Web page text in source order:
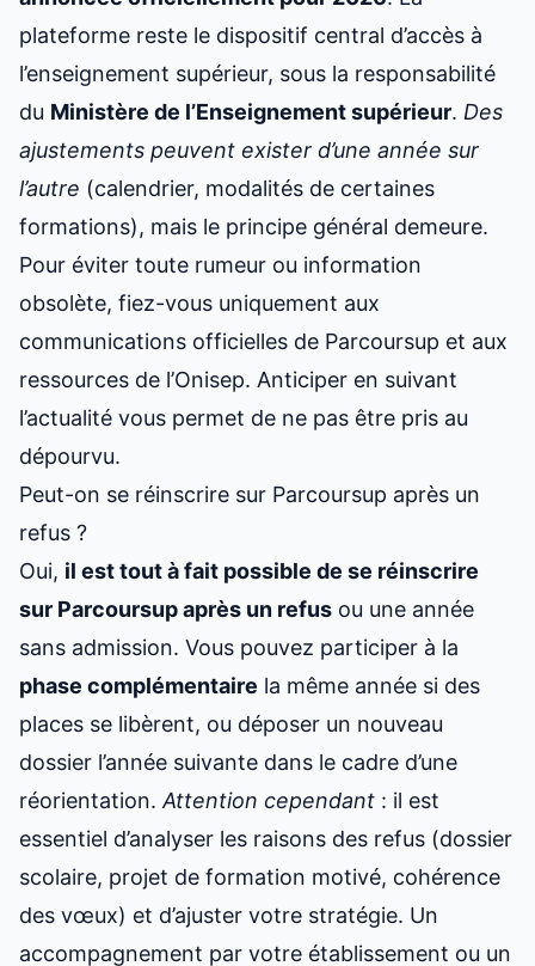
plateforme reste le dispositif central d’accès à
l’enseignement supérieur, sous la responsabilité
du Ministère de l’Enseignement supérieur. Des
ajustements peuvent exister d’une année sur
l’autre (calendrier, modalités de certaines
formations), mais le principe général demeure.
Pour éviter toute rumeur ou information
obsolète, fiez-vous uniquement aux
communications officielles de Parcoursup et aux
ressources de l’Onisep. Anticiper en suivant
l’actualité vous permet de ne pas être pris au
dépourvu.
Peut-on se réinscrire sur Parcoursup après un
refus ?
Oui, il est tout à fait possible de se réinscrire
sur Parcoursup après un refus ou une année
sans admission. Vous pouvez participer à la
phase complémentaire la même année si des
places se libèrent, ou déposer un nouveau
dossier l’année suivante dans le cadre d’une
réorientation. Attention cependant : il est
essentiel d’analyser les raisons des refus (dossier
scolaire, projet de formation motivé, cohérence
des vœux) et d’ajuster votre stratégie. Un
accompagnement par votre établissement ou un